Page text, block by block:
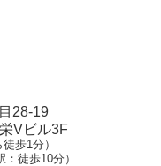
28-19
Vビル3F
歩1分）
徒歩10分）